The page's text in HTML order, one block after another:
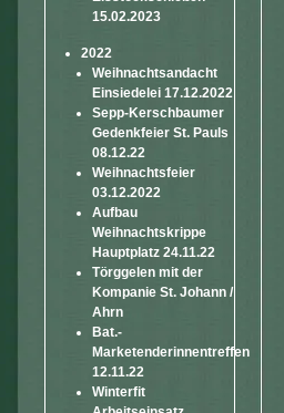
15.02.2023
2022
Weihnachtsandacht
Einsiedelei 17.12.2022
Sepp-Kerschbaumer
Gedenkfeier St. Pauls
08.12.22
Weihnachtsfeier
03.12.2022
Aufbau
Weihnachtskrippe
Hauptplatz 24.11.22
Törggelen mit der
Kompanie St. Johann /
Ahrn
Bat.-
Marketenderinnentreffen
12.11.22
Winterfit